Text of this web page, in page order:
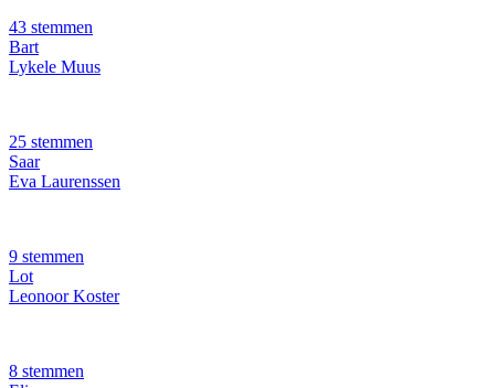
43 stemmen
Bart
Lykele Muus
25 stemmen
Saar
Eva Laurenssen
9 stemmen
Lot
Leonoor Koster
8 stemmen